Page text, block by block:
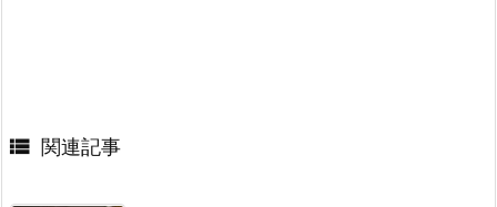
 関連記事